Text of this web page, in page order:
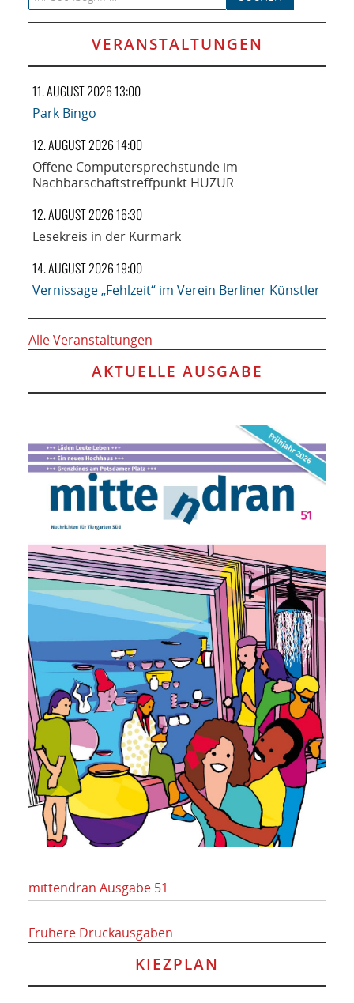
VERANSTALTUNGEN
11. AUGUST 2026 13:00
Park Bingo
12. AUGUST 2026 14:00
Offene Computersprechstunde im
Nachbarschaftstreffpunkt HUZUR
12. AUGUST 2026 16:30
Lesekreis in der Kurmark
14. AUGUST 2026 19:00
Vernissage „Fehlzeit“ im Verein Berliner Künstler
Alle Veranstaltungen
AKTUELLE AUSGABE
mittendran Ausgabe 51
Frühere Druckausgaben
KIEZPLAN